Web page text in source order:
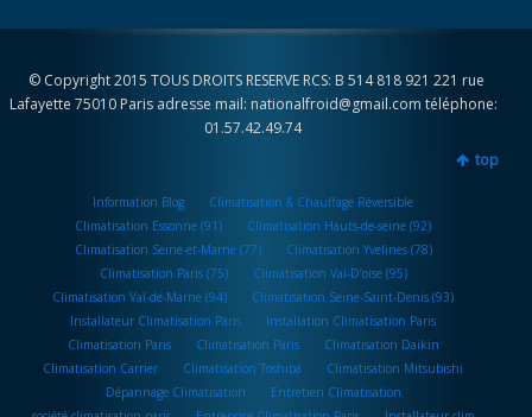
© Copyright 2015 TOUS DROITS RESERVE RCS: B 514 818 921 221 rue
Lafayette 75010 Paris adresse mail: nationalfroid@gmail.com téléphone:
01.57.42.49.74
top
Information Blog
Climatisation & Chauffage Réversible
Climatisation Essonne (91)
Climatisation Hauts-de-seine (92)
Climatisation Seine-et-Marne (77)
Climatisation Yvelines (78)
Climatisation Paris (75)
Climatisation Val-D’oise (95)
Climatisation Val-de-Marne (94)
Climatisation Seine-Saint-Denis (93)
Installateur Climatisation Paris
Installation Climatisation Paris
Climatisation Paris
Climatisation Paris
Climatisation Daikin
Climatisation Carrier
Climatisation Toshiba
Climatisation Mitsubishi
Dépannage Climatisation
Entretien Climatisation